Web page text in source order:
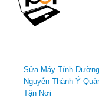
Sửa Máy Tính Đường
Nguyễn Thành Ý
Tận Nơi